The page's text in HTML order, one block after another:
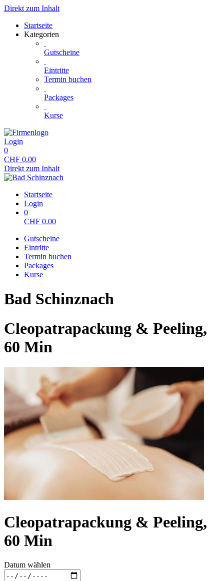
Direkt zum Inhalt
Startseite
Kategorien
Gutscheine
Eintritte
Termin buchen
Packages
Kurse
Login
0
CHF 0.00
Direkt zum Inhalt
Startseite
Login
0
CHF 0.00
Gutscheine
Eintritte
Termin buchen
Packages
Kurse
Bad Schinznach
Cleopatrapackung & Peeling,
60 Min
Cleopatrapackung & Peeling,
60 Min
Datum wählen